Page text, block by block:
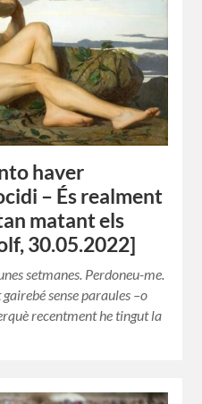
haver
– És realment
matant els
30.05.2022]
setmanes. Perdoneu-me.
sense paraules –o
recentment he tingut la